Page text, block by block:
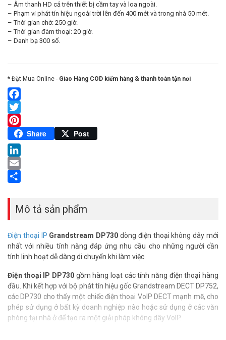
– Âm thanh HD cả trên thiết bị cầm tay và loa ngoài.
– Phạm vi phát tín hiệu ngoài trời lên đến 400 mét và trong nhà 50 mét.
– Thời gian chờ: 250 giờ.
– Thời gian đàm thoại: 20 giờ.
– Danh bạ 300 số.
* Đặt Mua Online - Giao Hàng COD kiểm hàng & thanh toán tận nơi
Facebook
Twitter
Pinterest
Share Post
LinkedIn
Email
Mô tả sản phẩm
Điện thoại IP Grandstream DP730 dòng điện thoại không dây mới
nhất với nhiều tính năng đáp ứng nhu cầu cho những người cần
tính linh hoạt dễ dàng di chuyển khi làm việc.
Điện thoại IP DP730 gồm hàng loạt các tính năng điện thoại hàng
đầu. Khi kết hợp với bộ phát tín hiệu gốc Grandstream DECT DP752,
các DP730 cho thấy một chiếc điện thoại VoIP DECT mạnh mẽ, cho
phép sử dụng ở bất kỳ doanh nghiệp nào hoặc sử dụng ở các văn
phòng tại nhà ở để tạo ra một giải pháp không dây VoIP.